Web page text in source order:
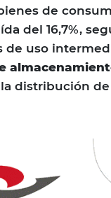
de
del 16,7%,
de uso
distribución